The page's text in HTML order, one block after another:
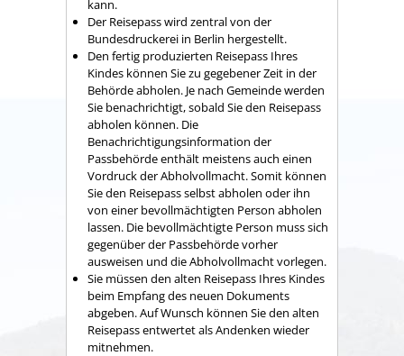
kann.
Der Reisepass wird zentral von der
Bundesdruckerei in Berlin hergestellt.
Den fertig produzierten Reisepass Ihres
Kindes können Sie zu gegebener Zeit in der
Behörde abholen. Je nach Gemeinde werden
Sie benachrichtigt, sobald Sie den Reisepass
abholen können. Die
Benachrichtigungsinformation der
Passbehörde enthält meistens auch einen
Vordruck der Abholvollmacht. Somit können
Sie den Reisepass selbst abholen oder ihn
von einer bevollmächtigten Person abholen
lassen. Die bevollmächtigte Person muss sich
gegenüber der Passbehörde vorher
ausweisen und die Abholvollmacht vorlegen.
Sie müssen den alten Reisepass Ihres Kindes
beim Empfang des neuen Dokuments
abgeben. Auf Wunsch können Sie den alten
Reisepass entwertet als Andenken wieder
mitnehmen.